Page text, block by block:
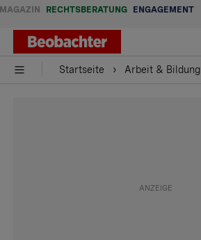
MAGAZIN RECHTSBERATUNG ENGAGEMENT
Startseite Arbeit & Bildung